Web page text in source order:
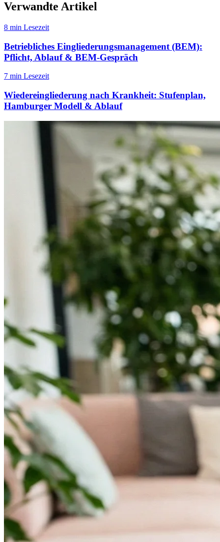
Verwandte Artikel
8 min Lesezeit
Betriebliches Eingliederungsmanagement (BEM):
Pflicht, Ablauf & BEM-Gespräch
7 min Lesezeit
Wiedereingliederung nach Krankheit: Stufenplan,
Hamburger Modell & Ablauf